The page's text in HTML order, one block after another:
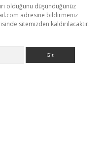
olduğunu düşündüğünüz
adresine bildirmeniz
sitemizden kaldırılacaktır.